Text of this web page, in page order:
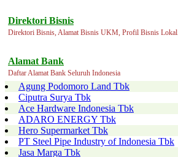
Direktori Bisnis
Direktori Bisnis, Alamat Bisnis UKM, Profil Bisnis Lokal.
Alamat Bank
Daftar Alamat Bank Seluruh Indonesia
Agung Podomoro Land Tbk
Ciputra Surya Tbk
Ace Hardware Indonesia Tbk
ADARO ENERGY Tbk
Hero Supermarket Tbk
PT Steel Pipe Industry of Indonesia Tbk
Jasa Marga Tbk